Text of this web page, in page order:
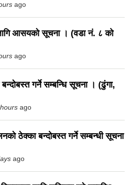
ago
आसयको सूचना । (वडा नं. ८ को
ago
गर्ने सम्बन्धि सूचना । (ढुंगा,
ago
ठेक्का बन्दोबस्त गर्ने सम्बन्धी सूचना
ago